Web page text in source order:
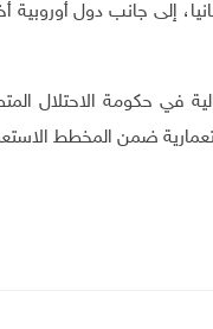
إلى جانب دول أوروبية
في حكومة الاحتلال
ضمن المخطط